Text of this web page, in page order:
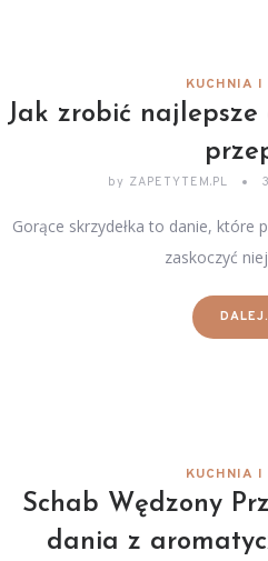
KUCHNIA I
Jak zrobić najlepsze
by ZAPETYTEM.PL
Gorące skrzydełka to danie, które
zaskoczyć
KUCHNIA I
Schab Wędzony
dania z